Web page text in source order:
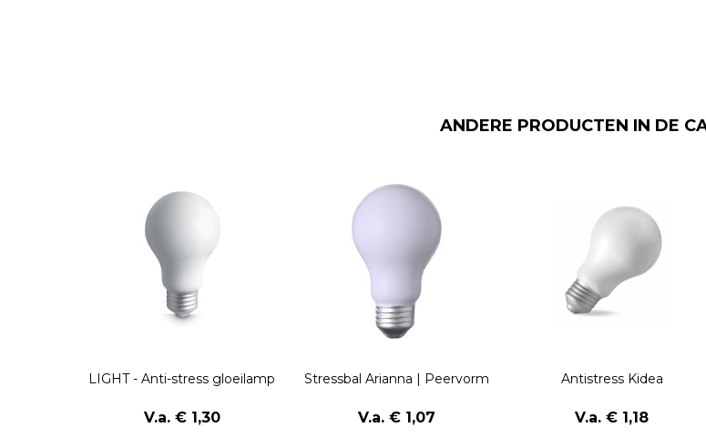
ANDERE PRODUCTEN IN DE
LIGHT - Anti-stress gloeilamp
V.a. € 1,30
Stressbal Arianna | Peervorm
V.a. € 1,07
Antistress Kidea
V.a. € 1,18